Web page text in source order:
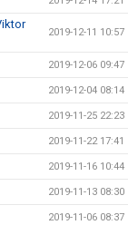
2019-12-11 10:57
2019-12-06 09:47
2019-12-04 08:14
2019-11-25 22:23
2019-11-22 17:41
2019-11-16 10:44
2019-11-13 08:30
2019-11-06 08:37